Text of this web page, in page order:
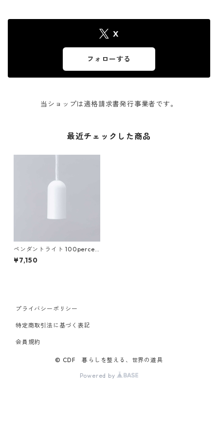
X
フォローする
当ショップは適格請求書発行事業者です。
最近チェックした商品
ペンダントライト 100percen
t 100% LAMP/LAMP Hangin
g Unit 100パーセント ランプ
¥7,150
プライバシーポリシー
特定商取引法に基づく表記
会員規約
© CDF 暮らしを整える、世界の道具
Powered by